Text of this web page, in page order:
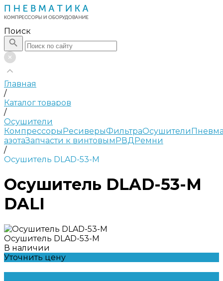
Поиск
Главная
/
Каталог товаров
/
Осушители
КомпрессорыРесиверыФильтраОсушители
азотаЗапчасти к винтовымРВДРемни
/
Осушитель DLAD-53-M
Осушитель DLAD-53-M
DALI
Осушитель DLAD-53-M
В наличии
Уточнить цену